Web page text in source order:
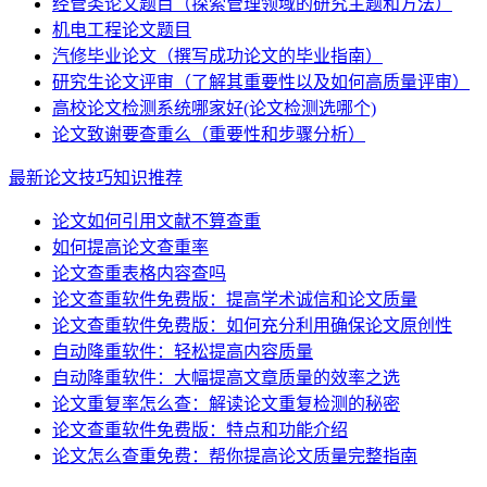
经管类论文题目（探索管理领域的研究主题和方法）
机电工程论文题目
汽修毕业论文（撰写成功论文的毕业指南）
研究生论文评审（了解其重要性以及如何高质量评审）
高校论文检测系统哪家好(论文检测选哪个)
论文致谢要查重么（重要性和步骤分析）
最新论文技巧知识推荐
论文如何引用文献不算查重
如何提高论文查重率
论文查重表格内容查吗
论文查重软件免费版：提高学术诚信和论文质量
论文查重软件免费版：如何充分利用确保论文原创性
自动降重软件：轻松提高内容质量
自动降重软件：大幅提高文章质量的效率之选
论文重复率怎么查：解读论文重复检测的秘密
论文查重软件免费版：特点和功能介绍
论文怎么查重免费：帮你提高论文质量完整指南